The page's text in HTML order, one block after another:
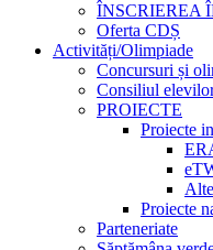
ÎNSCRIEREA
Oferta CDȘ
Activități/Olimpiade
Concursuri și
Consiliul
PROIECTE
Proiecte
Proiecte
Parteneriate